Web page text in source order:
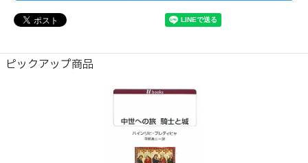
ピックアップ商品